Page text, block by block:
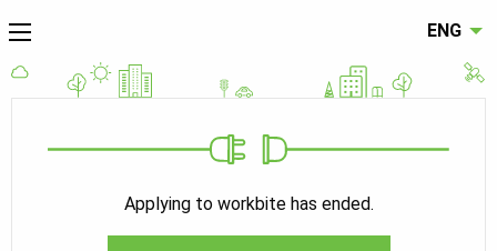
ENG
Applying to workbite has ended.